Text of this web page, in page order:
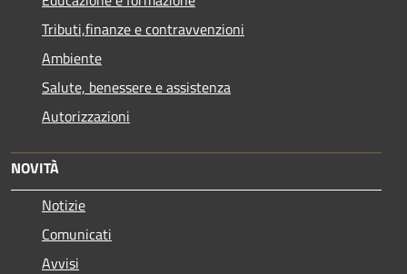
Tributi,finanze e contravvenzioni
Ambiente
Salute, benessere e assistenza
Autorizzazioni
NOVITÀ
Notizie
Comunicati
Avvisi